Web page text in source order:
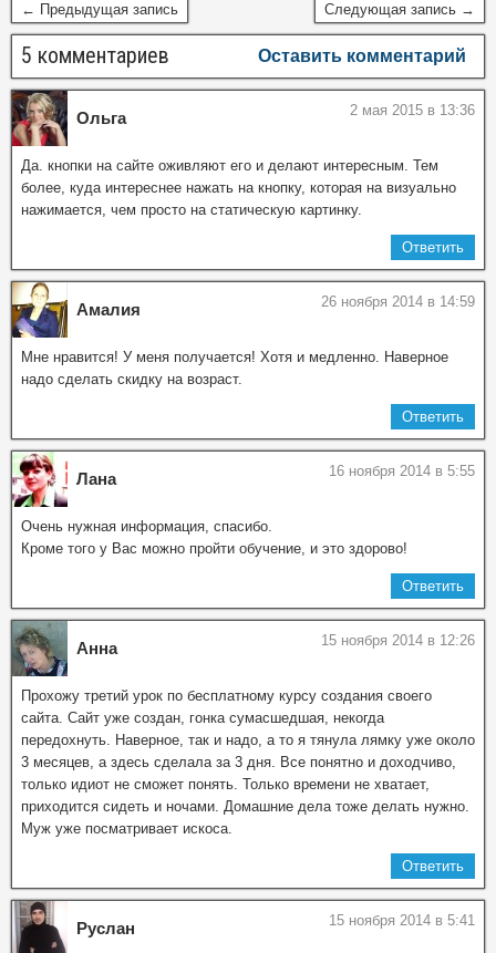
← Предыдущая запись Следующая запись →
5 комментариев Оставить комментарий
Ольга 2 мая 2015 в 13:36
Да. кнопки на сайте оживляют его и делают интересным. Тем
более, куда интереснее нажать на кнопку, которая на визуально
нажимается, чем просто на статическую картинку.
Ответить
Амалия 26 ноября 2014 в 14:59
Мне нравится! У меня получается! Хотя и медленно. Наверное
надо сделать скидку на возраст.
Ответить
Лана 16 ноября 2014 в 5:55
Очень нужная информация, спасибо.
Кроме того у Вас можно пройти обучение, и это здорово!
Ответить
Анна 15 ноября 2014 в 12:26
Прохожу третий урок по бесплатному курсу создания своего
сайта. Сайт уже создан, гонка сумасшедшая, некогда
передохнуть. Наверное, так и надо, а то я тянула лямку уже около
3 месяцев, а здесь сделала за 3 дня. Все понятно и доходчиво,
только идиот не сможет понять. Только времени не хватает,
приходится сидеть и ночами. Домашние дела тоже делать нужно.
Муж уже посматривает искоса.
Ответить
Руслан 15 ноября 2014 в 5:41